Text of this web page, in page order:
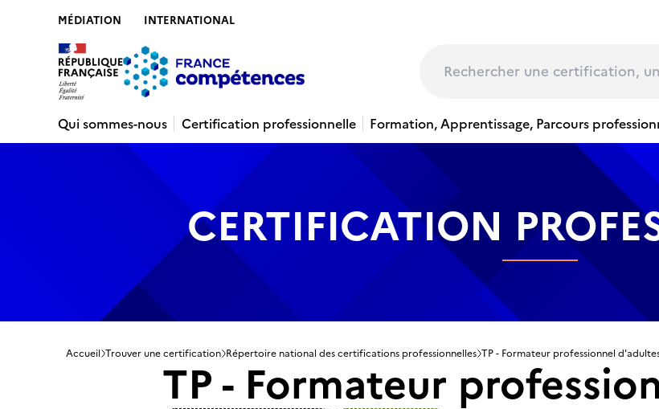
MÉDIATION INTERNATIONAL
Qui sommes-nous
Certification professionnelle Formation, Apprentissage, Parcours
CERTIFICATION
Accueil Trouver une certification Répertoire national des certifications professionnelles TP - Formateur professionnel
TP - Formateur